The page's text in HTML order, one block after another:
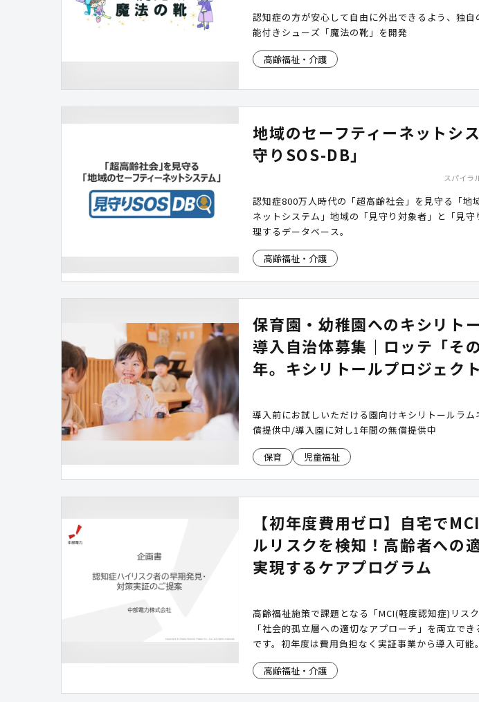
認知症の方が安心して自由に外出できるよう、独自
能付きシューズ「魔法の靴」を開発
高齢福祉・介護
地域のセーフティーネットシ
守りSOS-DB」
スパイラ
認知症800万人時代の「超高齢社会」を見守る「地
ネットシステム」地域の「見守り対象者」と「見守
理するデータベース。
高齢福祉・介護
保育園・幼稚園へのキシリト
導入自治体募集｜ロッテ「そ
年。キシリトールプロジェクト
導入前にお試しいただける園向けキシリトールラム
償提供中/導入園に対し1年間の無償提供中
保育 児童福祉
【初年度費用ゼロ】自宅で
ルリスクを検知！高齢者への
実現するケアプログラム
高齢福祉施策で課題となる「MCI(軽度認知症)リス
「社会的孤立層への適切なアプローチ」を両立で
です。初年度は費用負担なく実証事業から導入可能
使い方や簡単な音声入力だけでMCI・フレイルのリ
め、検診や通いの場に参加しない高齢者も、状況を
高齢福祉・介護